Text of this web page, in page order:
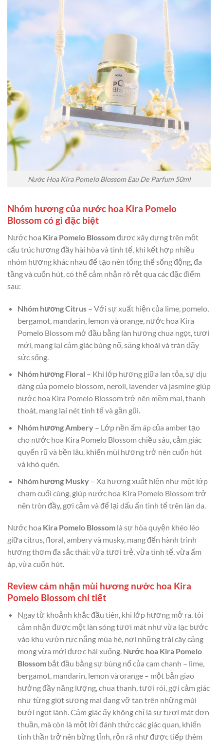
Nước Hoa Kira Pomelo Blossom Eau De Parfum 50ml
Nhóm hương của nước hoa Kira Pomelo
Blossom có gì đặc biệt
Nước hoa Kira Pomelo Blossomđược xây dựng trên một
cấu trúc hương đầy hài hòa và tinh tế, khi kết hợp nhiều
nhóm hương khác nhau để tạo nên tổng thể sống động, đa
tầng và cuốn hút, có thể cảm nhận rõ rệt qua các đặc điểm
sau:
Nhóm hương Citrus– Với sự xuất hiện của lime, pomelo,
bergamot, mandarin, lemon và orange, nước hoa Kira
Pomelo Blossom mở đầu bằng làn hương chua ngọt, tươi
mới, mang lại cảm giác bùng nổ, sảng khoái và tràn đầy
sức sống.
Nhóm hương Floral – Khi lớp hương giữa lan tỏa, sự dịu
dàng của pomelo blossom, neroli, lavender và jasmine giúp
nước hoa Kira Pomelo Blossom trở nên mềm mại, thanh
thoát, mang lại nét tinh tế và gần gũi.
Nhóm hương Ambery– Lớp nền ấm áp của amber tạo
cho nước hoa Kira Pomelo Blossom chiều sâu, cảm giác
quyến rũ và bền lâu, khiến mùi hương trở nên cuốn hút
và khó quên.
Nhóm hương Musky– Xạ hương xuất hiện như một lớp
chạm cuối cùng, giúp nước hoa Kira Pomelo Blossom trở
nên tròn đầy, gợi cảm và để lại dấu ấn tinh tế trên làn da.
Nước hoa Kira Pomelo Blossom là sự hòa quyện khéo léo
giữa citrus, floral, ambery và musky, mang đến hành trình
hương thơm đa sắc thái: vừa tươi trẻ, vừa tinh tế, vừa ấm
áp, vừa cuốn hút.
Review cảm nhận mùi hương nước hoa Kira
Pomelo Blossom chi tiết
Ngay từ khoảnh khắc đầu tiên, khi lớp hương mở ra, tôi
cảm nhận được một làn sóng tươi mát như vừa lạc bước
vào khu vườn rực nắng mùa hè, nơi những trái cây căng
mọng vừa mới được hái xuống. Nước hoa Kira Pomelo
Blossombắt đầu bằng sự bùng nổ của cam chanh – lime,
bergamot, mandarin, lemon và orange – một bản giao
hưởng đầy năng lượng, chua thanh, tươi rói, gợi cảm giác
như từng giọt sương mai đang vỡ tan trên những múi
bưởi ngọt lành. Cảm giác ấy không chỉ là sự tươi mát đơn
thuần, mà còn là một lời đánh thức các giác quan, khiến
tinh thần trở nên bừng tỉnh, rộn rã như được tiếp thêm